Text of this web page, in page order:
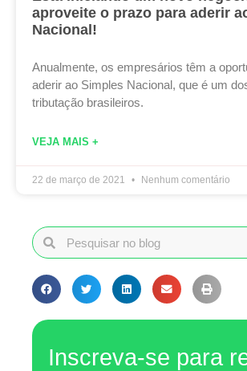
aproveite o prazo para aderir
Nacional!
Anualmente, os empresários têm a
aderir ao Simples Nacional, que é um
tributação brasileiros.
VEJA MAIS +
22 de março de 2021 Nenhum comentário
Inscreva-se para